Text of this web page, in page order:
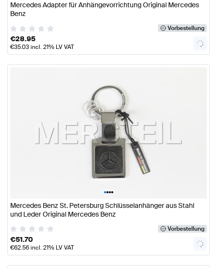
Mercedes Adapter für Anhängevorrichtung Original Mercedes
Benz
Vorbestellung
€28.95
€35.03incl. 21% LV VAT
••••
Mercedes Benz St. Petersburg Schlüsselanhänger aus Stahl
und Leder Original Mercedes Benz
Vorbestellung
€51.70
€62.56incl. 21% LV VAT